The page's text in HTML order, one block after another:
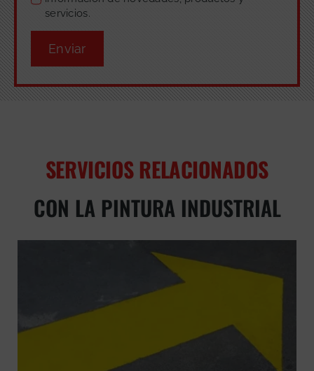
servicios.
Enviar
SERVICIOS RELACIONADOS
CON LA PINTURA INDUSTRIAL